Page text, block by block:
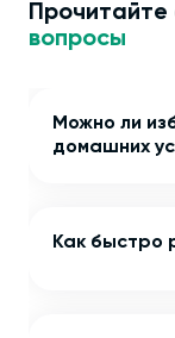
Прочитайте
вопросы
Можно ли
домашних
Как быстро